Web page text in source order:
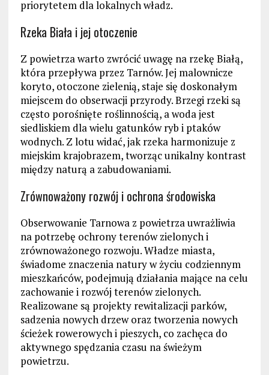
priorytetem dla lokalnych władz.
Rzeka Biała i jej otoczenie
Z powietrza warto zwrócić uwagę na rzekę Białą,
która przepływa przez Tarnów. Jej malownicze
koryto, otoczone zielenią, staje się doskonałym
miejscem do obserwacji przyrody. Brzegi rzeki są
często porośnięte roślinnością, a woda jest
siedliskiem dla wielu gatunków ryb i ptaków
wodnych. Z lotu widać, jak rzeka harmonizuje z
miejskim krajobrazem, tworząc unikalny kontrast
między naturą a zabudowaniami.
Zrównoważony rozwój i ochrona środowiska
Obserwowanie Tarnowa z powietrza uwrażliwia
na potrzebę ochrony terenów zielonych i
zrównoważonego rozwoju. Władze miasta,
świadome znaczenia natury w życiu codziennym
mieszkańców, podejmują działania mające na celu
zachowanie i rozwój terenów zielonych.
Realizowane są projekty rewitalizacji parków,
sadzenia nowych drzew oraz tworzenia nowych
ścieżek rowerowych i pieszych, co zachęca do
aktywnego spędzania czasu na świeżym
powietrzu.